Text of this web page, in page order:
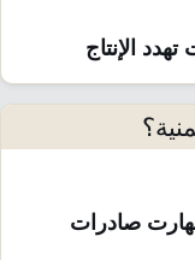
الإنتاج
صادرات